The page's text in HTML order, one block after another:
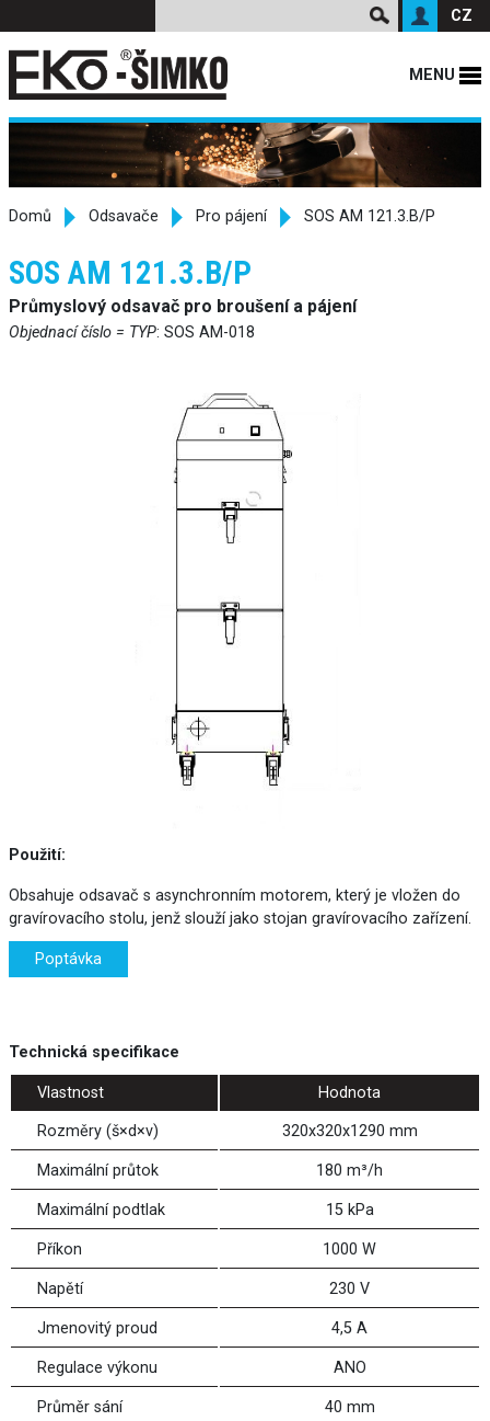
CZ
MENU
Domů Odsavače Pro pájení SOS AM 121.3.B/P
SOS AM 121.3.B/P
Průmyslový odsavač pro broušení a pájení
Objednací číslo = TYP: SOS AM-018
Použití:
Obsahuje odsavač s asynchronním motorem, který je vložen do
gravírovacího stolu, jenž slouží jako stojan gravírovacího zařízení.
Poptávka
Technická specifikace
Vlastnost Hodnota
Rozměry (š×d×v) 320x320x1290 mm
Maximální průtok 180 m³/h
Maximální podtlak 15 kPa
Příkon 1000 W
Napětí 230 V
Jmenovitý proud 4,5 A
Regulace výkonu ANO
Průměr sání 40 mm